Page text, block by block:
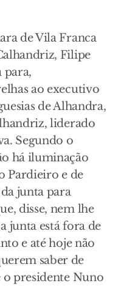
de Vila Franca
Filipe
para,
ao executivo
de Alhandra,
liderado
Segundo o
há iluminação
Pardieiro e de
junta para
disse, nem lhe
junta está fora de
e até hoje não
saber de
o presidente Nuno